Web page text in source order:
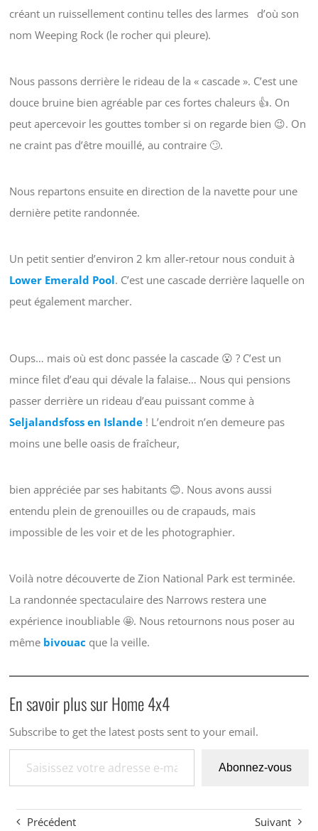
créant un ruissellement continu telles des larmes d’où son
nom Weeping Rock (le rocher qui pleure).
Nous passons derrière le rideau de la « cascade ». C’est une
douce bruine bien agréable par ces fortes chaleurs 👍. On
peut apercevoir les gouttes tomber si on regarde bien 😉. On
ne craint pas d’être mouillé, au contraire 🙄.
Nous repartons ensuite en direction de la navette pour une
dernière petite randonnée.
Un petit sentier d’environ 2 km aller-retour nous conduit à
Lower Emerald Pool. C’est une cascade derrière laquelle on
peut également marcher.
Oups… mais où est donc passée la cascade 😮 ? C’est un
mince filet d’eau qui dévale la falaise… Nous qui pensions
passer derrière un rideau d’eau puissant comme à
Seljalandsfoss en Islande! L’endroit n’en demeure pas
moins une belle oasis de fraîcheur,
bien appréciée par ses habitants 😊. Nous avons aussi
entendu plein de grenouilles ou de crapauds, mais
impossible de les voir et de les photographier.
Voilà notre découverte de Zion National Park est terminée.
La randonnée spectaculaire des Narrows restera une
expérience inoubliable 🤩. Nous retournons nous poser au
même bivouac que la veille.
En savoir plus sur Home 4x4
Subscribe to get the latest posts sent to your email.
Saisissez votre adresse e-mail…
Abonnez-vous
Précédent Suivant